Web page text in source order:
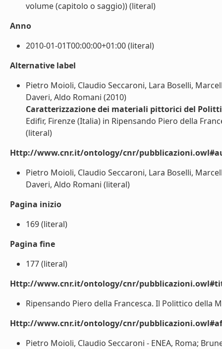
volume (capitolo o saggio)) (literal)
Anno
2010-01-01T00:00:00+01:00 (literal)
Alternative label
Pietro Moioli, Claudio Seccaroni, Lara Boselli,
Daveri, Aldo Romani (2010)
Caratterizzazione dei materiali pittorici del
Edifir, Firenze (Italia) in Ripensando Piero della
(literal)
Http://www.cnr.it/ontology/cnr/
Pietro Moioli, Claudio Seccaroni, Lara Boselli,
Daveri, Aldo Romani (literal)
Pagina inizio
169 (literal)
Pagina fine
177 (literal)
Http://www.cnr.it/ontology/cnr/
Ripensando Piero della Francesca. Il Polittico della
Http://www.cnr.it/ontology/cnr/
Pietro Moioli, Claudio Seccaroni - ENEA, Roma;